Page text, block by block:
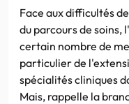
Face aux difficultés
du parcours de soins,
certain nombre de
particulier de
spécialités cliniques
Mais, rappelle la